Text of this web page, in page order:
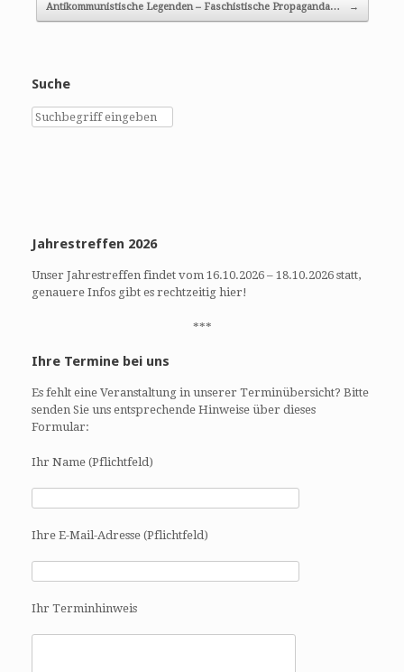
Antikommunistische Legenden – Faschistische Propaganda… →
Suche
Jahrestreffen 2026
Unser Jahrestreffen findet vom 16.10.2026 – 18.10.2026 statt,
genauere Infos gibt es rechtzeitig hier!
***
Ihre Termine bei uns
Es fehlt eine Veranstaltung in unserer Terminübersicht? Bitte
senden Sie uns entsprechende Hinweise über dieses
Formular:
Ihr Name (Pflichtfeld)
Ihre E-Mail-Adresse (Pflichtfeld)
Ihr Terminhinweis